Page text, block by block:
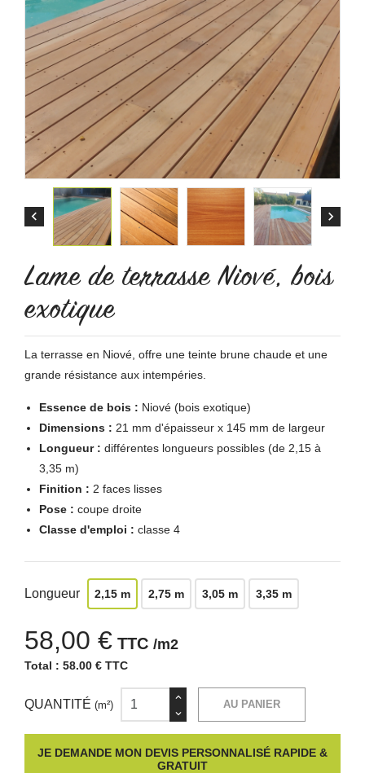
 
Lame de terrasse Niové, bois
exotique
La terrasse en Niové, offre une teinte brune chaude et une
grande résistance aux intempéries.
Essence de bois : Niové (bois exotique)
Dimensions : 21 mm d'épaisseur x 145 mm de largeur
Longueur : différentes longueurs possibles (de 2,15 à
3,35 m)
Finition : 2 faces lisses
Pose : coupe droite
Classe d'emploi : classe 4
Longueur 2,15 m 2,75 m 3,05 m 3,35 m
58,00 € TTC /m2
Total : 58.00 € TTC
QUANTITÉ (m²) AU PANIER
JE DEMANDE MON DEVIS PERSONNALISÉ RAPIDE &
GRATUIT